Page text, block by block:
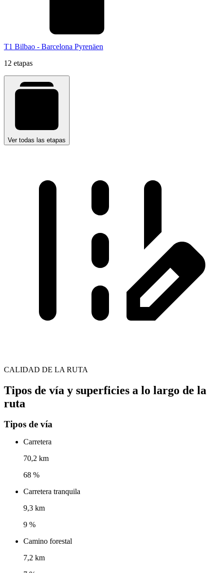
T1 Bilbao - Barcelona Pyrenäen
12 etapas
Ver todas las etapas
CALIDAD DE LA RUTA
Tipos de vía y superficies a lo largo de la
ruta
Tipos de vía
Carretera
70,2 km
68 %
Carretera tranquila
9,3 km
9 %
Camino forestal
7,2 km